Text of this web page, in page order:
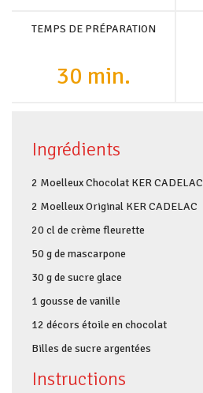
TEMPS DE PRÉPARATION
30 min.
Ingrédients
2 Moelleux Chocolat KER CADELAC
2 Moelleux Original KER CADELAC
20 cl de crème fleurette
50 g de mascarpone
30 g de sucre glace
1 gousse de vanille
12 décors étoile en chocolat
Billes de sucre argentées
Instructions